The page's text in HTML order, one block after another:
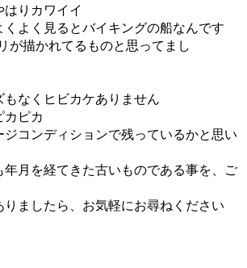
りカワイイ
よく見るとバイキングの船なんです
が描かれてるものと思ってまし
なくヒビカケありません
カピカ
コンディションで残っているかと思い
年月を経てきた古いものである事を、ご
ましたら、お気軽にお尋ねください